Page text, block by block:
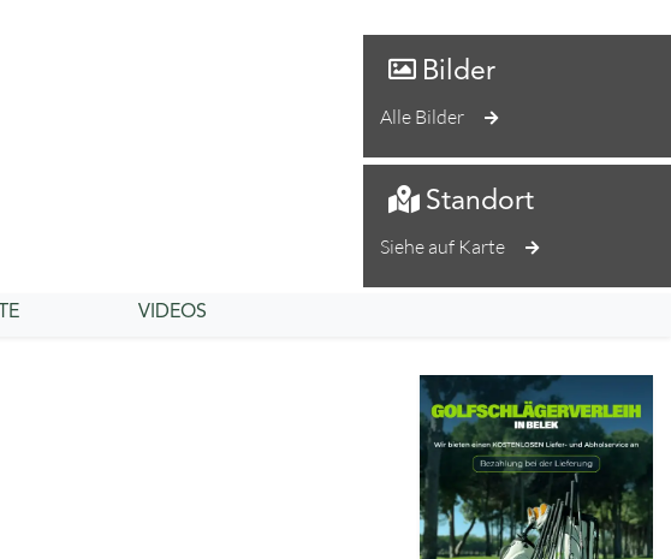
Bilder
Alle Bilder
Standort
Siehe auf Karte
VIDEOS